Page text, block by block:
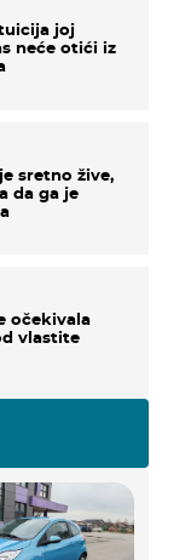
joj
neće otići iz
sretno žive,
da ga je
očekivala
vlastite